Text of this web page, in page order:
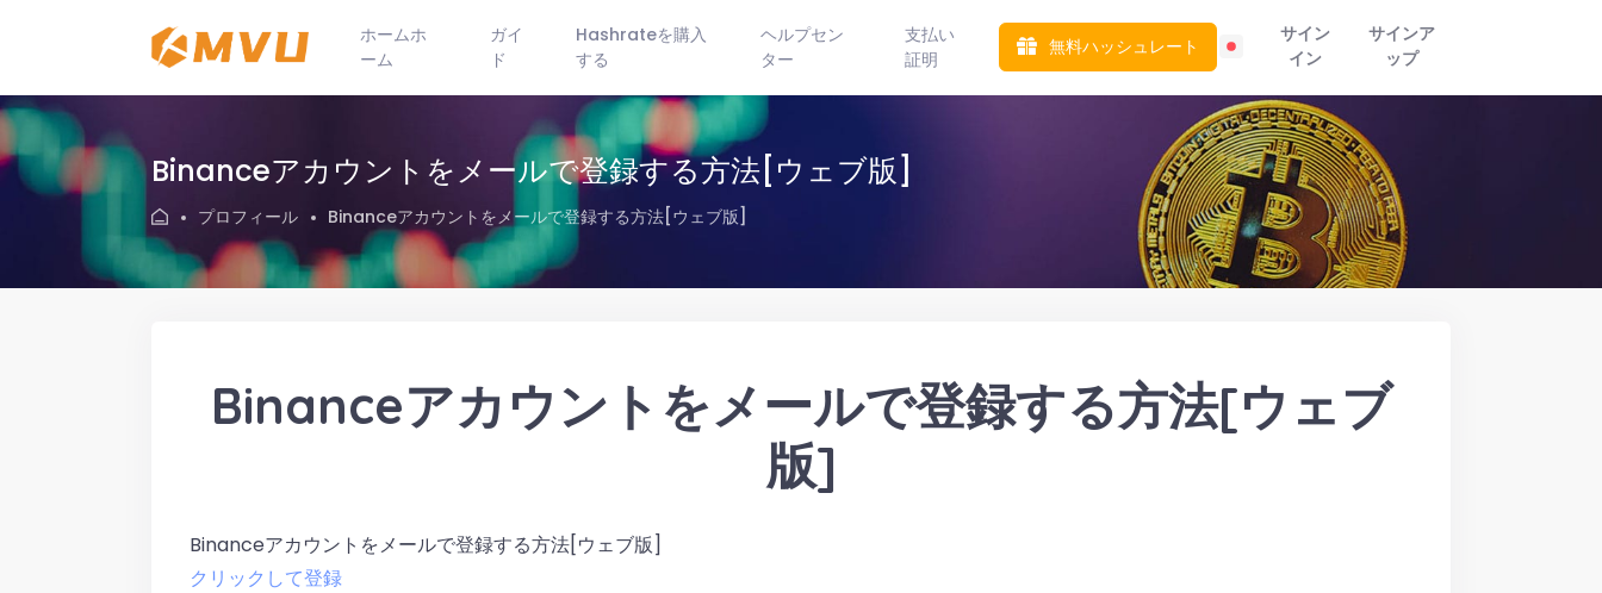
ホームホ
ーム
ガイ
ド
Hashrateを購入
する
ヘルプセン
ター
支払い
証明
無料ハッシュレート
サイン
イン
サインア
ップ
Binanceアカウントをメールで登録する方法[ウェブ版]
プロフィール Binanceアカウントをメールで登録する方法[ウェブ版]
Binanceアカウントをメールで登録する方法[ウェブ
版]
Binanceアカウントをメールで登録する方法[ウェブ版]
クリックして登録